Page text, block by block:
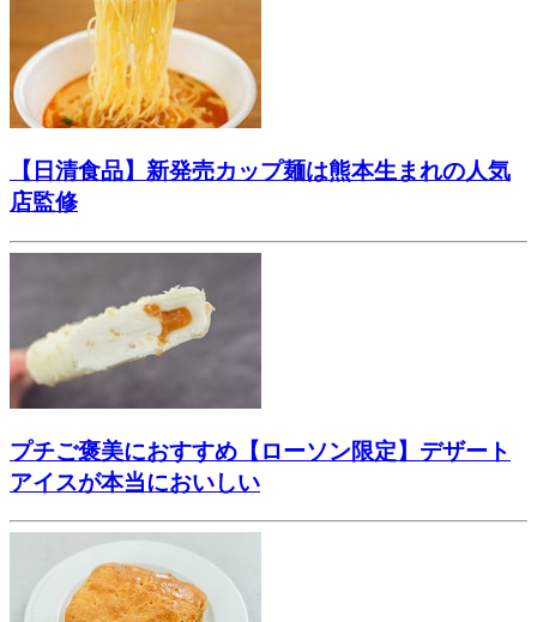
【日清食品】新発売カップ麺は熊本生まれの人気
店監修
プチご褒美におすすめ【ローソン限定】デザート
アイスが本当においしい